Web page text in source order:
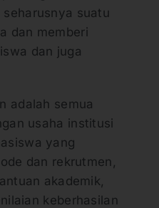
suatu
dan memberi
dan juga
adalah semua
usaha institusi
yang
dan rekrutmen,
akademik,
keberhasilan